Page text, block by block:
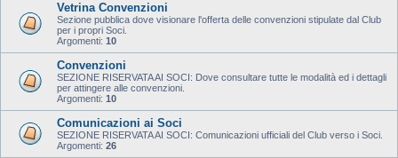
Vetrina Convenzioni
Sezione pubblica dove visionare l'offerta delle convenzioni stipulate dal Club
per i propri Soci.
Argomenti: 10
Convenzioni
SEZIONE RISERVATA AI SOCI: Dove consultare tutte le modalità ed i dettagli
per attingere alle convenzioni.
Argomenti: 10
Comunicazioni ai Soci
SEZIONE RISERVATA AI SOCI: Comunicazioni ufficiali del Club verso i Soci.
Argomenti: 26